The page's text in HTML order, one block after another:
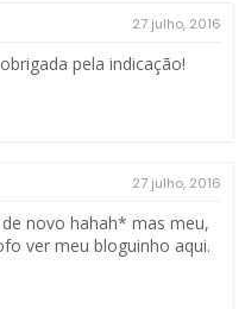
27 julho, 2016
pela indicação!
27 julho, 2016
novo hahah* mas meu,
ver meu bloguinho aqui.